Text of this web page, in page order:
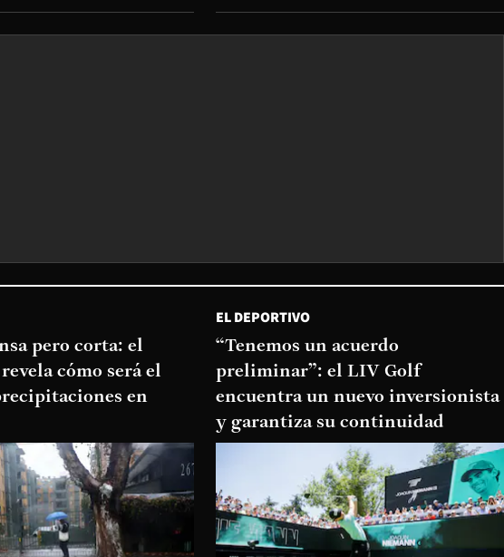
pero corta: el
cómo será el
en
EL DEPORTIVO
“Tenemos un acuerdo
preliminar”: el LIV Golf
encuentra un nuevo inversionista
y garantiza su continuidad